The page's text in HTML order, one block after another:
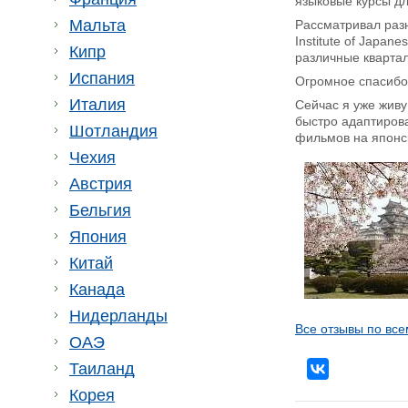
Мальта
Кипр
Испания
Италия
Шотландия
Чехия
Австрия
Бельгия
Япония
Китай
Канада
Нидерланды
ОАЭ
Таиланд
Корея
Рассматривал
Institute of
различные
Огромное
Сейчас я уже
быстро
фильмов на
Все отзывы по